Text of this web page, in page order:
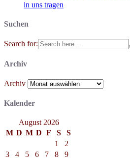
in uns tragen
Suchen
Search for:
Archiv
Archiv
Kalender
August 2026
M D M D F S
S
1
2
3
4 5 6 7 8 9